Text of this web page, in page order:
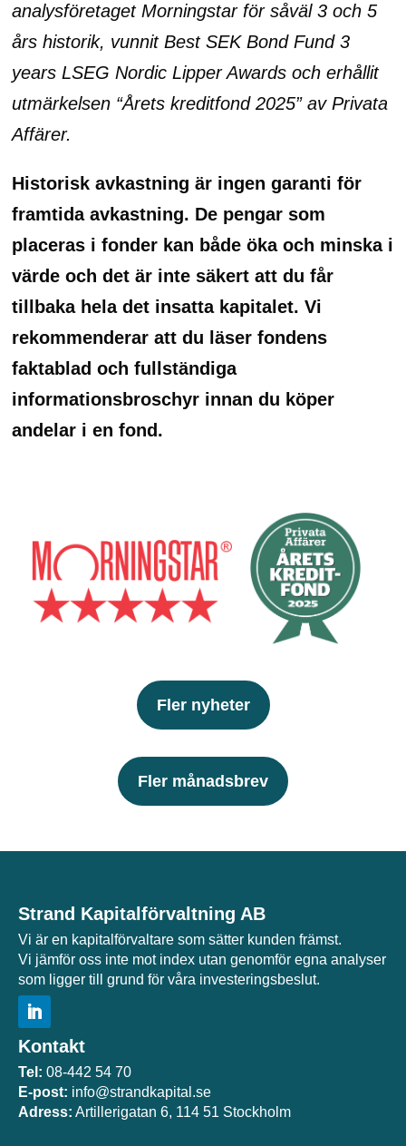
analysföretaget Morningstar för såväl 3 och 5
års historik, vunnit Best SEK Bond Fund 3
years LSEG Nordic Lipper Awards och erhållit
utmärkelsen “Årets kreditfond 2025” av Privata
Affärer.
Historisk avkastning är ingen garanti för
framtida avkastning. De pengar som
placeras i fonder kan både öka och minska i
värde och det är inte säkert att du får
tillbaka hela det insatta kapitalet. Vi
rekommenderar att du läser fondens
faktablad och fullständiga
informationsbroschyr innan du köper
andelar i en fond.
Fler nyheter
Fler månadsbrev
Strand Kapitalförvaltning AB
Vi är en kapitalförvaltare som sätter kunden främst.
Vi jämför oss inte mot index utan genomför egna analyser
som ligger till grund för våra investeringsbeslut.
Kontakt
Tel: 08-442 54 70
E-post: info@strandkapital.se
Adress: Artillerigatan 6, 114 51 Stockholm